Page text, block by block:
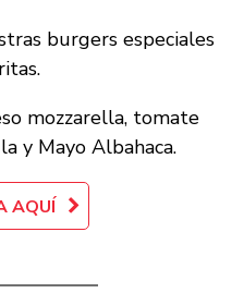
burgers especiales
mozzarella, tomate
y Mayo Albahaca.
AQUÍ